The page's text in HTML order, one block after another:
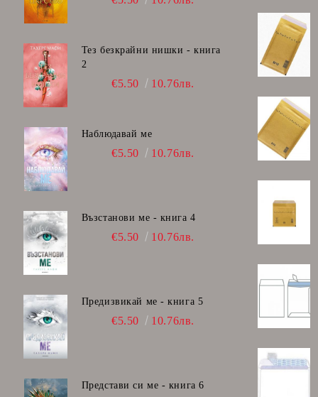
Тез безкрайни нишки - книга
2
€5.50 10.76лв.
Наблюдавай ме
€5.50 10.76лв.
Възстанови ме - книга 4
€5.50 10.76лв.
Предизвикай ме - книга 5
€5.50 10.76лв.
Представи си ме - книга 6